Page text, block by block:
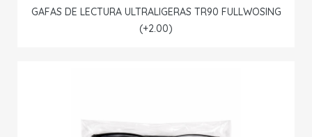
GAFAS DE LECTURA ULTRALIGERAS TR90 FULLWOSING
(+2.00)